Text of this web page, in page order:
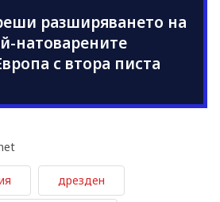
разширяването на
натоварените
с втора писта
дрезден